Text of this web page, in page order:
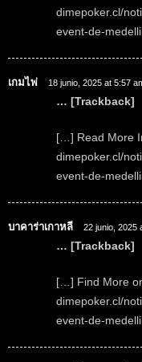
dimepoker.cl/
event-de-
เกมไพ่ 18 junio, 2025 at 5:57
… [Trackback]
[…] Read More
dimepoker.cl/
event-de-
บาคาร่าเกาหลี 22 junio, 2025
… [Trackback]
[…] Find More
dimepoker.cl/
event-de-